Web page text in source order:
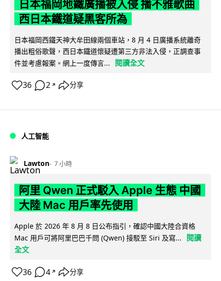
日本福岡地鐵廣播被入侵 播不雅歌曲
西日本鐵道疑黑客所為
日本福岡西鐵天神大牟田線兩個車站，8 月 4 日廣播系統離奇
播出粗俗歌聲，西日本鐵道懷疑遭第三方非法入侵，正調查事
件並考慮報案。網上一度傳言...
閱讀全文
36 2 ↗ 分享
人工智能
Lawton 7 小時
阿里 Qwen 正式駁入 Apple 生態 中國
大陸 Mac 用戶率先使用
Apple 於 2026 年 8 月 8 日公布指引，確認中國大陸合資格
Mac 用戶可將阿里巴巴千問 (Qwen) 接駁至 Siri 及寫...
閱讀
全文
36 4 ↗ 分享